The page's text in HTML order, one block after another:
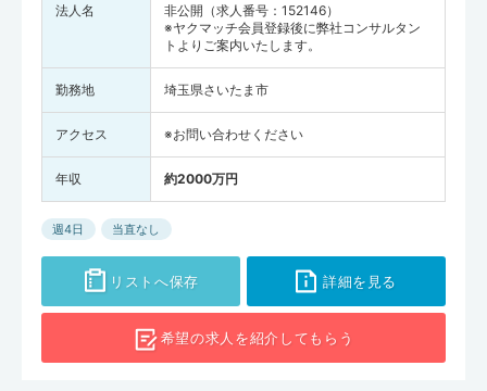
法人名
非公開（求人番号：152146）
※ヤクマッチ会員登録後に弊社コンサルタン
トよりご案内いたします。
勤務地 埼玉県さいたま市
アクセス ※お問い合わせください
年収 約2000万円
週4日 当直なし
リストへ保存 詳細を見る
希望の求人を紹介してもらう